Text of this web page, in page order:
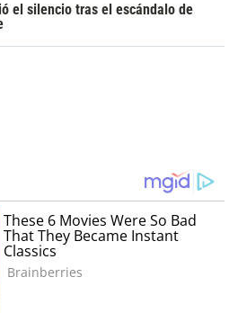
el silencio tras el escándalo de